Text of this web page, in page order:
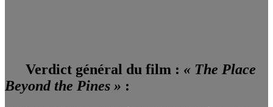
Verdict général du film : « The Place
Beyond the Pines » :